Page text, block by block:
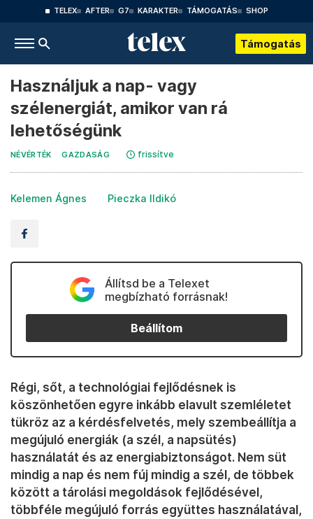
TELEX AFTER G7 KARAKTER TÁMOGATÁS SHOP
Támogatás
Használjuk a nap- vagy
szélenergiát, amikor van rá
lehetőségünk
NÉVÉRTÉK GAZDASÁG frissítve
Kelemen Ágnes Pieczka Ildikó
Állítsd be a Telexet
megbízható forrásnak!
Beállítom
Régi, sőt, a technológiai fejlődésnek is
köszönhetően egyre inkább elavult szemléletet
tükröz az a kérdésfelvetés, mely szembeállítja a
megújuló energiák (a szél, a napsütés)
használatát és az energiabiztonságot. Nem süt
mindig a nap és nem fúj mindig a szél, de többek
között a tárolási megoldások fejlődésével,
többféle megújuló forrás együttes használatával,